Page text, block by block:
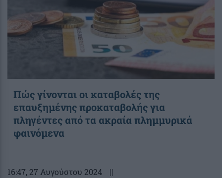
Πώς γίνονται οι καταβολές της
επαυξημένης προκαταβολής για
πληγέντες από τα ακραία πλημμυρικά
φαινόμενα
16:47, 27 Αυγούστου 2024 ||